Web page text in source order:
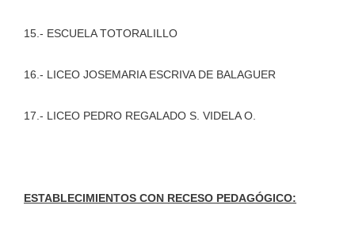
15.- ESCUELA TOTORALILLO
16.- LICEO JOSEMARIA ESCRIVA DE BALAGUER
17.- LICEO PEDRO REGALADO S. VIDELA O.
ESTABLECIMIENTOS CON RECESO PEDAGÓGICO: